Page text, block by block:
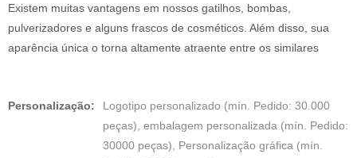
Existem muitas vantagens em nossos gatilhos, bombas,
pulverizadores e alguns frascos de cosméticos. Além disso, sua
aparência única o torna altamente atraente entre os similares
Personalização:
Logotipo personalizado (mín. Pedido: 30.000
peças), embalagem personalizada (mín. Pedido:
30000 peças), Personalização gráfica (mín.